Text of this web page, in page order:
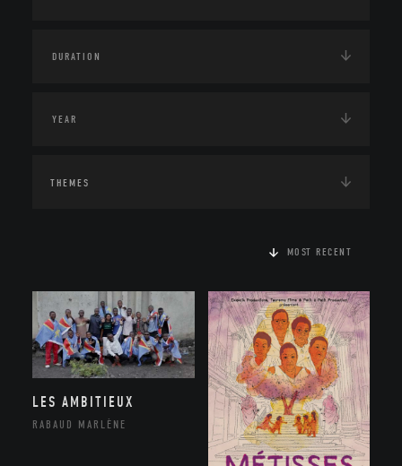
THEMES
MOST RECENT
LES AMBITIEUX
RABAUD MARLÈNE